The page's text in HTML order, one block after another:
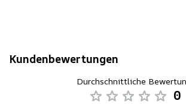
Kundenbewertungen
Durchschnittliche
0